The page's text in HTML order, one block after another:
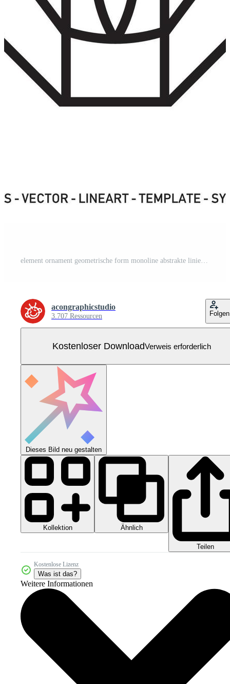
element ornament geometrische form monoline abstrakte linie freier vektor Kostenloser Vektor
acongraphicstudio
3.707 Ressourcen Folgen
Kostenloser DownloadVerweis erforderlich
Dieses Bild neu gestalten
Kollektion Ähnlich
Teilen
Kostenlose Lizenz
Was ist das?
Weitere Informationen